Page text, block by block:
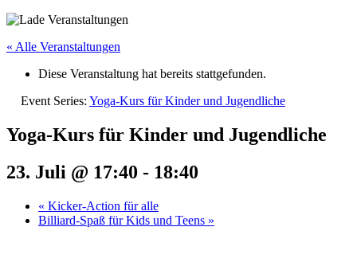
« Alle Veranstaltungen
Diese Veranstaltung hat bereits stattgefunden.
Event Series: Yoga-Kurs für Kinder und Jugendliche
Yoga-Kurs für Kinder und Jugendliche
23. Juli @ 17:40 - 18:40
« Kicker-Action für alle
Billiard-Spaß für Kids und Teens »